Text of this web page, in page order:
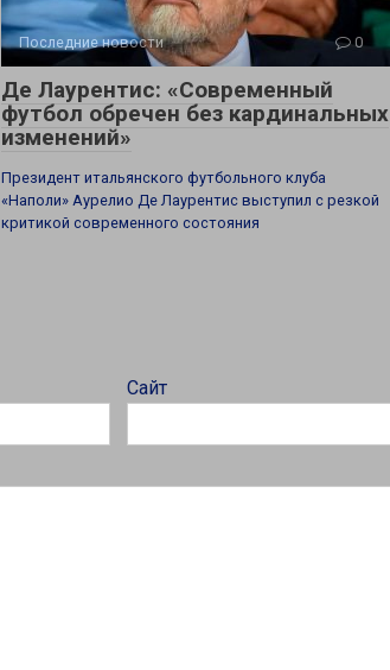
Последние новости 0
Де Лаурентис: «Современный
футбол обречен без кардинальных
изменений»
Президент итальянского футбольного клуба
«Наполи» Аурелио Де Лаурентис выступил с резкой
критикой современного состояния
Сайт